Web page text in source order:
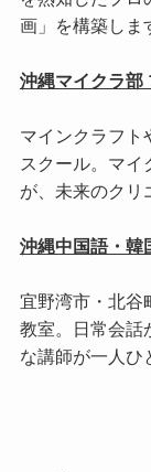
画」を構築しま
沖縄マイクラ部
マインクラフト
スクール。マイ
が、未来のクリ
沖縄中国語・韓
宜野湾市・北谷
教室。日常会話
な講師が一人ひ